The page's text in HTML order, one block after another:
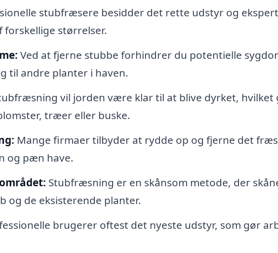
stubfræsere besidder det rette udstyr og
størrelser.
Ved at fjerne stubbe forhindrer du potentielle
til andre planter i haven.
vil jorden være klar til at blive dyrket, hvilket
træer eller buske.
Mange firmaer tilbyder at rydde op og fjerne det
og pæn have.
Stubfræsning er en skånsom metode, der
og de eksisterende planter.
brugerer oftest det nyeste udstyr, som gør